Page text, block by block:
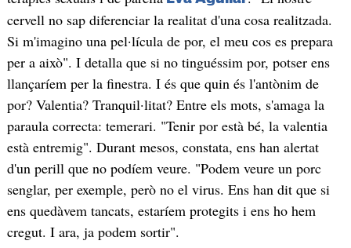
cervell no sap diferenciar la realitat d'una cosa realitzada.
Si m'imagino una pel·lícula de por, el meu cos es prepara
per a això". I detalla que si no tinguéssim por, potser ens
llançaríem per la finestra. I és que quin és l'antònim de
por? Valentia? Tranquil·litat? Entre els mots, s'amaga la
paraula correcta: temerari. "Tenir por està bé, la valentia
està entremig". Durant mesos, constata, ens han alertat
d'un perill que no podíem veure. "Podem veure un porc
senglar, per exemple, però no el virus. Ens han dit que si
ens quedàvem tancats, estaríem protegits i ens ho hem
cregut. I ara, ja podem sortir".